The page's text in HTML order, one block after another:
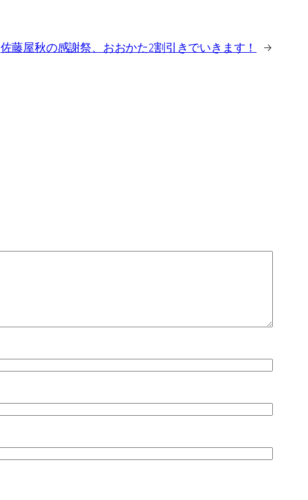
佐藤屋秋の感謝祭、おおかた2割引きでいきます！ →